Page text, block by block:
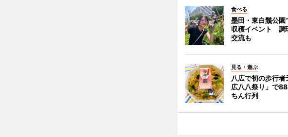
食べる
墨田・東白鬚公園
収穫イベント 調
交流も
見る・遊ぶ
八広で初の歩行
広八八祭り」で
ちん行列